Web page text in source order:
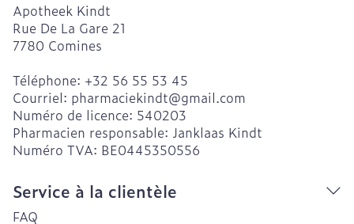
Apotheek Kindt
Rue De La Gare 21
7780 Comines
Téléphone: +32 56 55 53 45
Courriel: pharmaciekindt@gmail.com
Numéro de licence: 540203
Pharmacien responsable: Janklaas Kindt
Numéro TVA: BE0445350556
Service à la clientèle
FAQ